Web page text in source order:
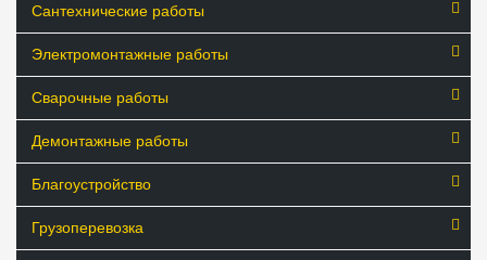
Сантехнические работы
Электромонтажные работы
Сварочные работы
Демонтажные работы
Благоустройство
Грузоперевозка